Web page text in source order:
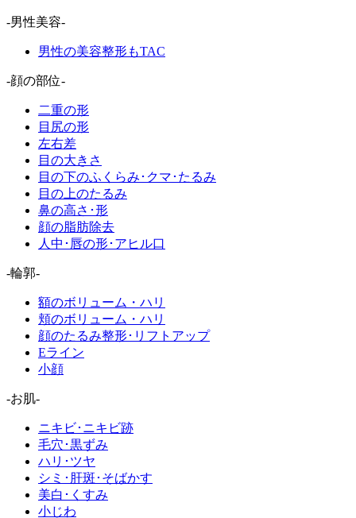
-男性美容-
男性の美容整形もTAC
-顔の部位-
二重の形
目尻の形
左右差
目の大きさ
目の下のふくらみ･クマ･たるみ
目の上のたるみ
鼻の高さ･形
顔の脂肪除去
人中･唇の形･アヒル口
-輪郭-
額のボリューム・ハリ
頬のボリューム・ハリ
顔のたるみ整形･リフトアップ
Eライン
小顔
-お肌-
ニキビ･ニキビ跡
毛穴･黒ずみ
ハリ･ツヤ
シミ･肝斑･そばかす
美白･くすみ
小じわ